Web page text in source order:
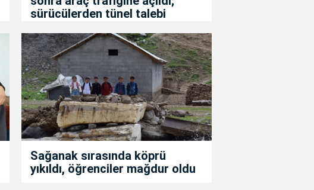
sürücülerden tünel talebi
Sağanak sırasında köprü
yıkıldı, öğrenciler mağdur oldu